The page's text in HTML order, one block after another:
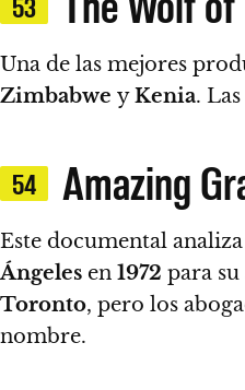
Una de las mejores
Zimbabwe yKenia.
54 Amazing
Este documental
Ángeles en 1972 para
Toronto, pero los
nombre.